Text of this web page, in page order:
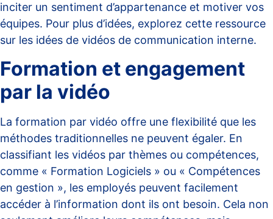
inciter un sentiment d’appartenance et motiver vos
équipes. Pour plus d’idées, explorez cette ressource
sur les idées de vidéos de communication interne.
Formation et engagement
par la vidéo
La formation par vidéo offre une flexibilité que les
méthodes traditionnelles ne peuvent égaler. En
classifiant les vidéos par thèmes ou compétences,
comme « Formation Logiciels » ou « Compétences
en gestion », les employés peuvent facilement
accéder à l’information dont ils ont besoin. Cela non